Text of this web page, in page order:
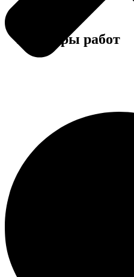
Примеры работ